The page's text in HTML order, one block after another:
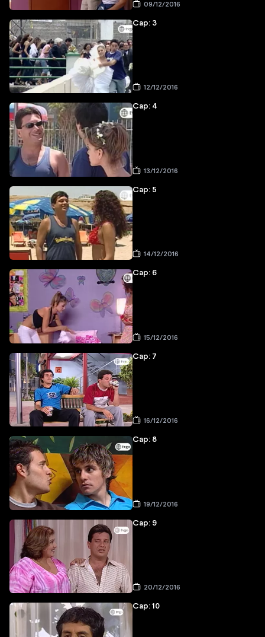
09/12/2016
Cap: 3
12/12/2016
Cap: 4
13/12/2016
Cap: 5
14/12/2016
Cap: 6
15/12/2016
Cap: 7
16/12/2016
Cap: 8
19/12/2016
Cap: 9
20/12/2016
Cap: 10